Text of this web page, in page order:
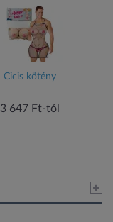
Cicis kötény
3 647 Ft-tól